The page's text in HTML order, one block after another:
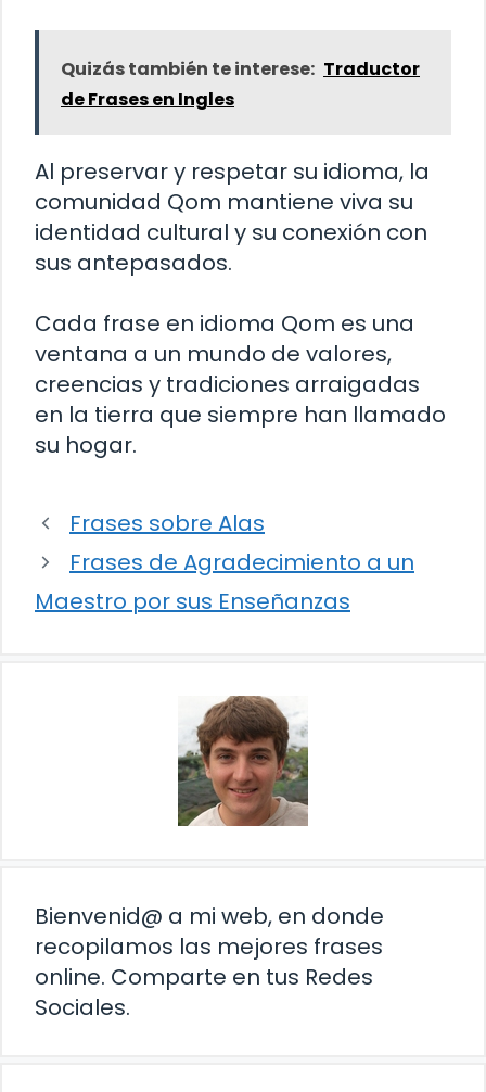
Quizás también te interese: Traductor
de Frases en Ingles
Al preservar y respetar su idioma, la
comunidad Qom mantiene viva su
identidad cultural y su conexión con
sus antepasados.
Cada frase en idioma Qom es una
ventana a un mundo de valores,
creencias y tradiciones arraigadas
en la tierra que siempre han llamado
su hogar.
Frases sobre Alas
Frases de Agradecimiento a un
Maestro por sus Enseñanzas
Bienvenid@ a mi web, en donde
recopilamos las mejores frases
online. Comparte en tus Redes
Sociales.